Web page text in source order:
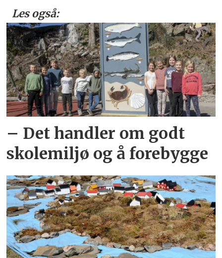
Les også:
– Det handler om godt
skolemiljø og å forebygge